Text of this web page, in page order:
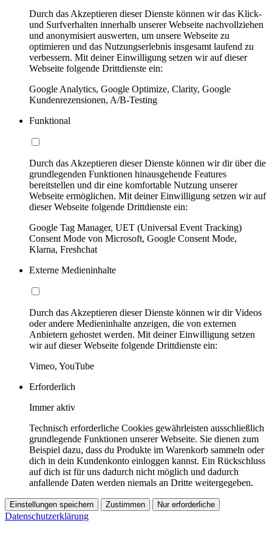
Durch das Akzeptieren dieser Dienste können wir das Klick-
und Surfverhalten innerhalb unserer Webseite nachvollziehen
und anonymisiert auswerten, um unsere Webseite zu
optimieren und das Nutzungserlebnis insgesamt laufend zu
verbessern. Mit deiner Einwilligung setzen wir auf dieser
Webseite folgende Drittdienste ein:
Google Analytics, Google Optimize, Clarity, Google
Kundenrezensionen, A/B-Testing
Funktional
Durch das Akzeptieren dieser Dienste können wir dir über die
grundlegenden Funktionen hinausgehende Features
bereitstellen und dir eine komfortable Nutzung unserer
Webseite ermöglichen. Mit deiner Einwilligung setzen wir auf
dieser Webseite folgende Drittdienste ein:
Google Tag Manager, UET (Universal Event Tracking)
Consent Mode von Microsoft, Google Consent Mode,
Klarna, Freshchat
Externe Medieninhalte
Durch das Akzeptieren dieser Dienste können wir dir Videos
oder andere Medieninhalte anzeigen, die von externen
Anbietern gehostet werden. Mit deiner Einwilligung setzen
wir auf dieser Webseite folgende Drittdienste ein:
Vimeo, YouTube
Erforderlich
Immer aktiv
Technisch erforderliche Cookies gewährleisten ausschließlich
grundlegende Funktionen unserer Webseite. Sie dienen zum
Beispiel dazu, dass du Produkte im Warenkorb sammeln oder
dich in dein Kundenkonto einloggen kannst. Ein Rückschluss
auf dich ist für uns dadurch nicht möglich und dadurch
anfallende Daten werden niemals an Dritte weitergegeben.
Einstellungen speichern Zustimmen Nur erforderliche
Datenschutzerklärung